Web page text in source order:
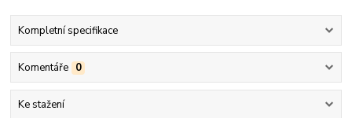
Kompletní specifikace
Komentáře 0
Ke stažení